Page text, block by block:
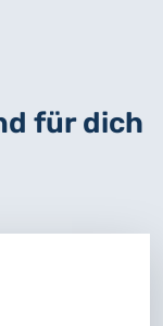
für dich